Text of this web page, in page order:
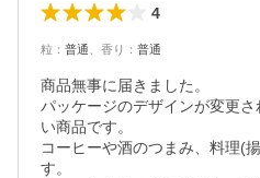
4
粒 ： 普通 香り ： 普通
商品無事に届きました。
パッケージのデザインが変更
い商品です。
コーヒーや酒のつまみ、料理(
す。